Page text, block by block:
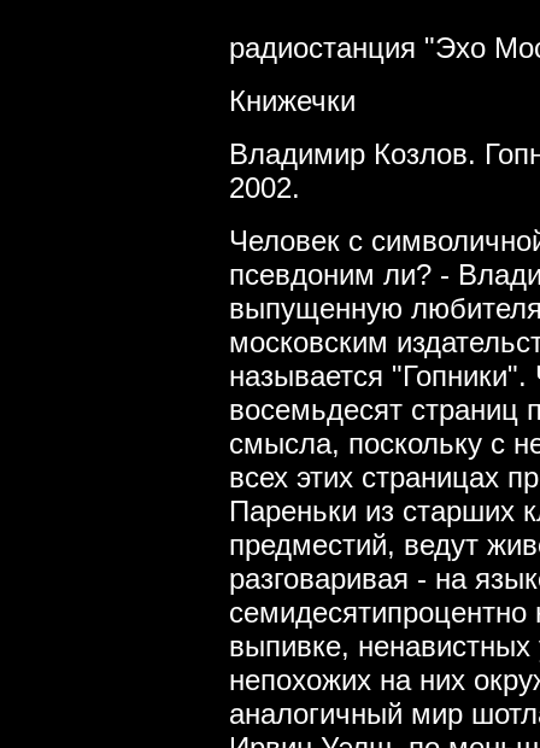
радиостанция "Эхо
Книжечки
Владимир Козлов.
2002.
Человек с
псевдоним ли? -
выпущенную
московским
называется
восемьдесят страниц
смысла, поскольку с
всех этих страницах
Пареньки из старших
предместий, ведут
разговаривая - на
выпивке, ненавистных
непохожих на них
аналогичный мир